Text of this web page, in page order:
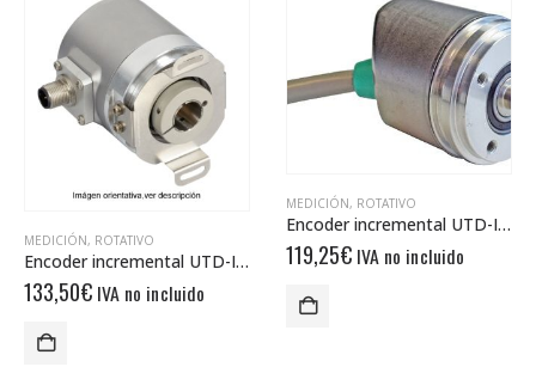
MEDICIÓN, ROTATIVO
Encoder incremental UTD-IPT00-XXXXX-HGT0-PRQ
133,50€ IVA no incluido
MEDICIÓN, ROTATIVO
Encoder incremental UTD-IPH00-XXXXX-R060-2TW
119,25€ IVA no incluido